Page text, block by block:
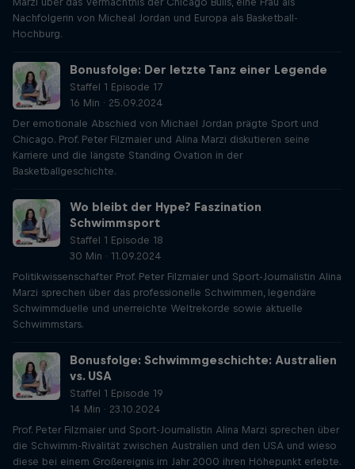
Nachfolgerin von Micheal Jordan und Europa als Basketball-
Hochburg.
Bonusfolge: Der letzte Tanz einer Legende
Staffel 1 Episode 17
16 Min · 25.09.2024
Der emotionale Abschied von Michael Jordan prägte Sport und
Chicago. Prof. Peter Filzmaier und Alina Marzi diskutieren seine
Karriere und die längste Standing Ovation in der
Basketballgeschichte.
Wo bleibt der Hype? Faszination
Schwimmsport
Staffel 1 Episode 18
30 Min · 11.09.2024
Politikwissenschafter Prof. Peter Filzmaier und Sport-Journalistin Alina
Marzi sprechen über das professionelle Schwimmen, legendäre
Schwimmduelle und unerreichte Weltrekorde sowie aktuelle
Schwimmstars.
Bonusfolge: Schwimmgeschichte: Australien
vs. USA
Staffel 1 Episode 19
14 Min · 23.10.2024
Prof. Peter Filzmaier und Sport-Journalistin Alina Marzi sprechen über
die Schwimm-Rivalität zwischen Australien und den USA und wieso
diese bei einem Großereignis im Jahr 2000 ihren Höhepunkt erlebte.